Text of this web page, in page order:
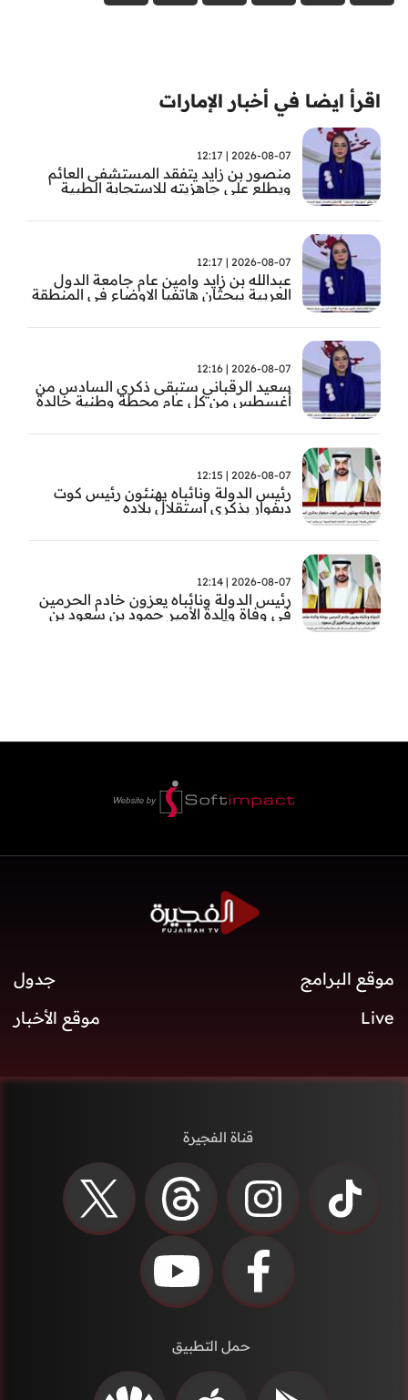
اقرأ ايضا في أخبار الإمارات
2026-08-07 | 12:17
منصور بن زايد يتفقد المستشفى العائم
ويطلع على جاهزيته للاستجابة الطبية
2026-08-07 | 12:17
عبدالله بن زايد وامين عام جامعة الدول
العربية يبحثان هاتفيا الاوضاع في المنطقة
2026-08-07 | 12:16
سعيد الرقباني ستبقى ذكرى السادس من
أغسطس من كل عام محطة وطنية خالدة
الوالد المؤسس
2026-08-07 | 12:15
رئيس الدولة ونائباه يهنئون رئيس كوت
ديفوار بذكرى استقلال بلاده
2026-08-07 | 12:14
رئيس الدولة ونائباه يعزون خادم الحرمين
في وفاة والدة الأمير حمود بن سعود بن
موقع البرامج
جدول
Live
موقع الأخبار
قناة الفجيرة
حمل التطبيق